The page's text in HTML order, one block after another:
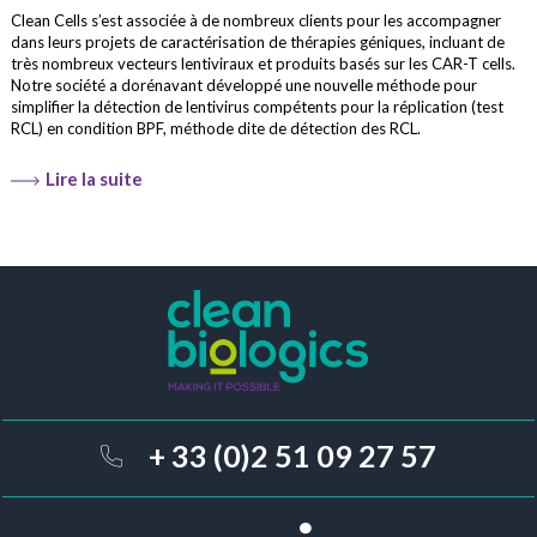
Clean Cells s’est associée à de nombreux clients pour les accompagner
dans leurs projets de caractérisation de thérapies géniques, incluant de
très nombreux vecteurs lentiviraux et produits basés sur les CAR-T cells.
Notre société a dorénavant développé une nouvelle méthode pour
simplifier la détection de lentivirus compétents pour la réplication (test
RCL) en condition BPF, méthode dite de détection des RCL.
Lire la suite
+ 33 (0)2 51 09 27 57